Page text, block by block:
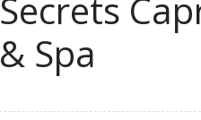
Secrets
& Spa